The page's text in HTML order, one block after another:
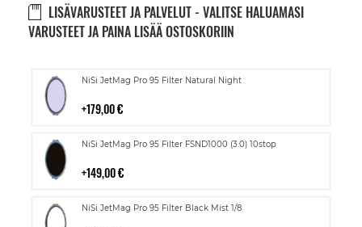
LISÄVARUSTEET JA PALVELUT - VALITSE HALUAMASI
VARUSTEET JA PAINA LISÄÄ OSTOSKORIIN
NiSi JetMag Pro 95 Filter Natural Night
179,00 €
Lisää
NiSi JetMag Pro 95 Filter FSND1000 (3.0) 10stop
149,00 €
Lisää
NiSi JetMag Pro 95 Filter Black Mist 1/8
Lisää